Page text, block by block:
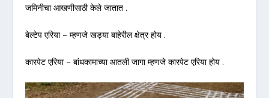
जमिनीचा आखणीसाठी केले जातात .
बेल्टेप एरिया – म्हणजे खड्या बाहेरील क्षेत्र होय .
कारपेट एरिया – बांधकामाच्या आतली जागा म्हणजे कारपेट एरिया होय .